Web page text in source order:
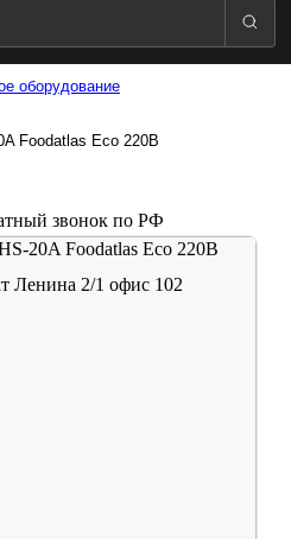
звонок по РФ
Ленина 2/1 офис 102
оборудование
Foodatlas Eco 220В